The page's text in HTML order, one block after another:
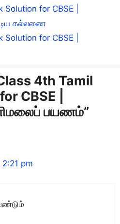
for CBSE |
கல்லணை
for CBSE |
4th Tamil
CBSE |
பயணம்”
pm